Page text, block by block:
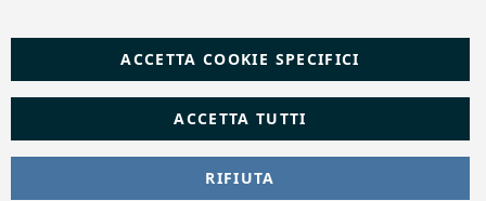
ACCETTA TUTTI
ACCETTA COOKIE SPECIFICI
RIFIUTA